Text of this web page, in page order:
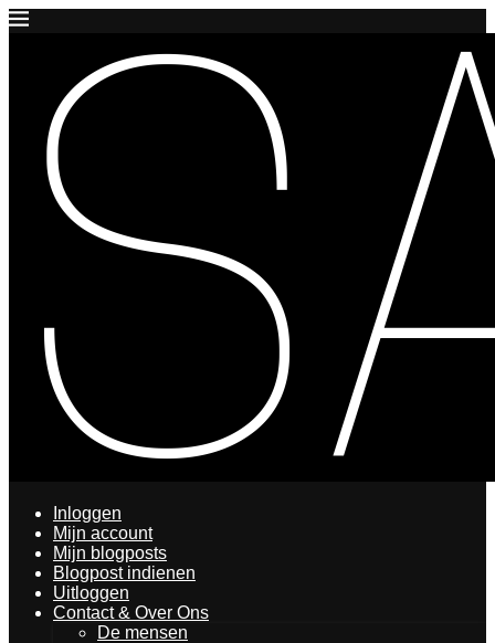
Inloggen
Mijn account
Mijn blogposts
Blogpost indienen
Uitloggen
Contact & Over Ons
De mensen